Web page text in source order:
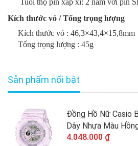
Tuổi thọ pin xấp xỉ: 2 năm với pin
Kích thước vỏ / Tổng trọng lượng
Kích thước vỏ : 46,3×43,4×15,8mm
Tổng trọng lượng : 45g
Sản phẩm nổi bật
Đồng Hồ Nữ Casio
Dây Nhựa Màu
4.048.000 ₫